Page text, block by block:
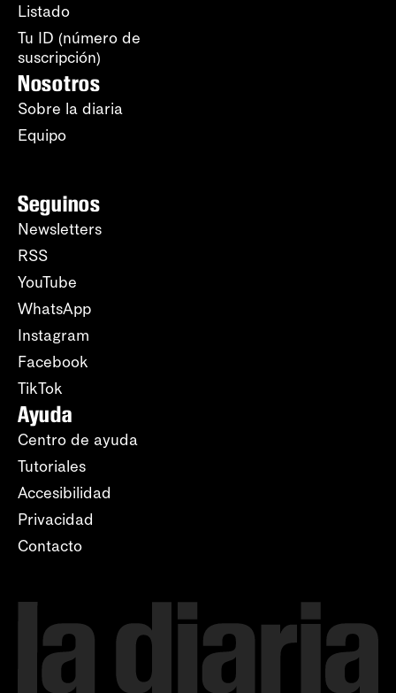
Listado
Tu ID (número de
suscripción)
Nosotros
Sobre la diaria
Equipo
Seguinos
Newsletters
RSS
YouTube
WhatsApp
Instagram
Facebook
TikTok
Ayuda
Centro de ayuda
Tutoriales
Accesibilidad
Privacidad
Contacto